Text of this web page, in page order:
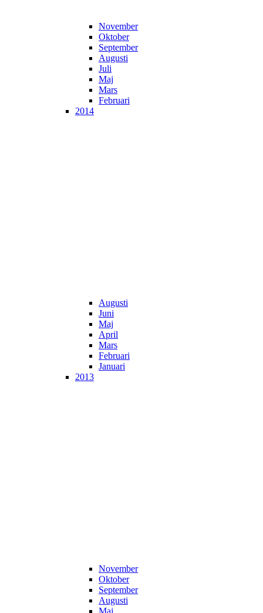
November
Oktober
September
Augusti
Juli
Maj
Mars
Februari
2014
Augusti
Juni
Maj
April
Mars
Februari
Januari
2013
November
Oktober
September
Augusti
Maj